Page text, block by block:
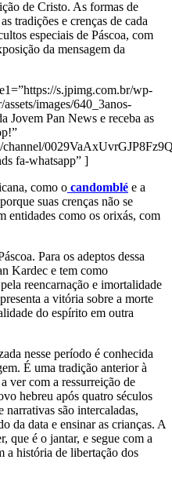
de Cristo. As formas de
tradições e crenças de cada
especiais de Páscoa, com
da mensagem da
s.jpimg.com.br/wp-
images/640_3anos-
Jovem Pan News e receba as
fa-whatsapp” ]
como o candomblé e a
suas crenças não se
entidades como os orixás, com
Para os adeptos dessa
Kardec e tem como
reencarnação e imortalidade
a vitória sobre a morte
do espírito em outra
nesse período é conhecida
É uma tradição anterior à
ver com a ressurreição de
hebreu após quatro séculos
são intercaladas,
da data e ensinar as crianças. A
que é o jantar, e segue com a
a história de libertação dos